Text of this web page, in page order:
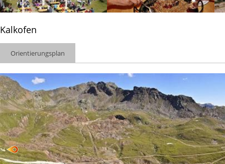
Kalkofen
Orientierungsplan